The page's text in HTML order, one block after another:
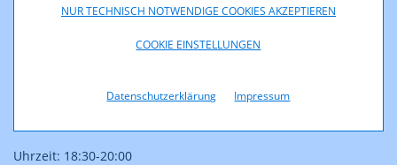
NUR TECHNISCH NOTWENDIGE COOKIES AKZEPTIEREN
COOKIE EINSTELLUNGEN
Datenschutzerklärung Impressum
Institution: AK BGLD & AK NÖ /Saferinternet.at
Uhrzeit: 18:30-20:00